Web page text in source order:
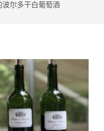
波尔多干白葡萄酒